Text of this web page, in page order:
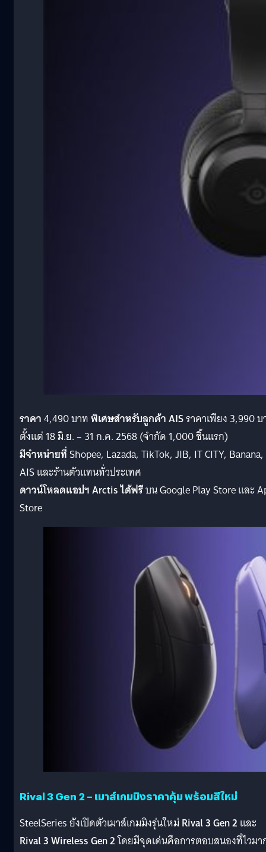
ราคา4,490 บาทพิเศษสำหรับลูกค้า AISราคาเพียง 3,990
ตั้งแต่ 18 มิ.ย. – 31 ก.ค. 2568 (จำกัด 1,000 ชิ้นแรก)
มีจำหน่ายที่Shopee, Lazada, TikTok, JIB, IT CITY, Banana,
AIS และร้านตัวแทนทั่วประเทศ
ดาวน์โหลดแอปฯ Arctis ได้ฟรีบน Google Play Store และ
Store
Rival 3 Gen 2 – เมาส์เกมมิงราคาคุ้ม พร้อมสีใหม่
SteelSeries ยังเปิดตัวเมาส์เกมมิงรุ่นใหม่ Rival 3 Gen 2 และ
Rival 3 Wireless Gen 2โดยมีจุดเด่นคือการตอบสนองที่ไวมา